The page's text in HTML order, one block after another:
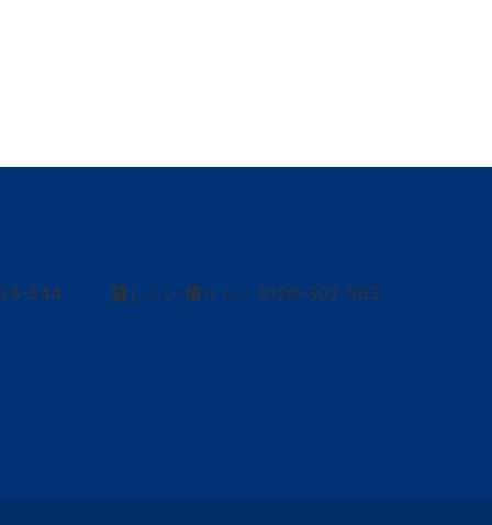
544 貸し たい 借り たい 0120-302-563